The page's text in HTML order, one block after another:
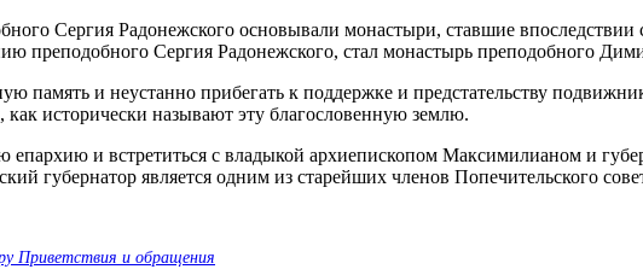
Сергия Радонежского основывали монастыри, ставшие
преподобного Сергия Радонежского, стал монастырь преподобного
память и неустанно прибегать к поддержке и предстательству
исторически называют эту благословенную землю.
епархию и встретиться с владыкой архиепископом Максимилианом и
губернатор является одним из старейших членов Попечительского
Приветствия и обращения